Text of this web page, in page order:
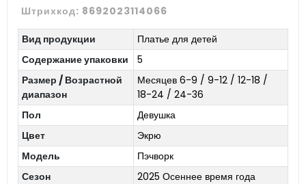
Штрихкод: 8692023114066
Вид продукции
Платье для детей
Содержание упаковки
5
Размер / Возрастной
диапазон
Месяцев 6-9 / 9-12 / 12-18 /
18-24 / 24-36
Пол
Девушка
Цвет
Экрю
Модель
Пэчворк
Сезон
2025 Осеннее время года